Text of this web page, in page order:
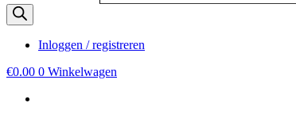
Inloggen / registreren
€0.00 0 Winkelwagen